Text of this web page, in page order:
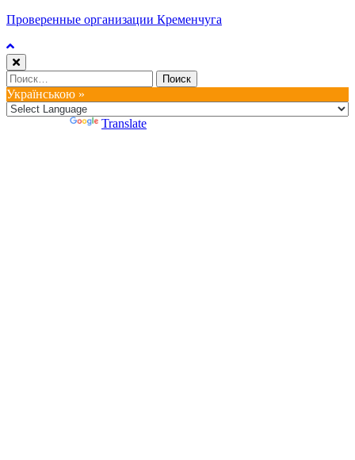
Проверенные организации Кременчуга
Найти:
Українською »
Translate